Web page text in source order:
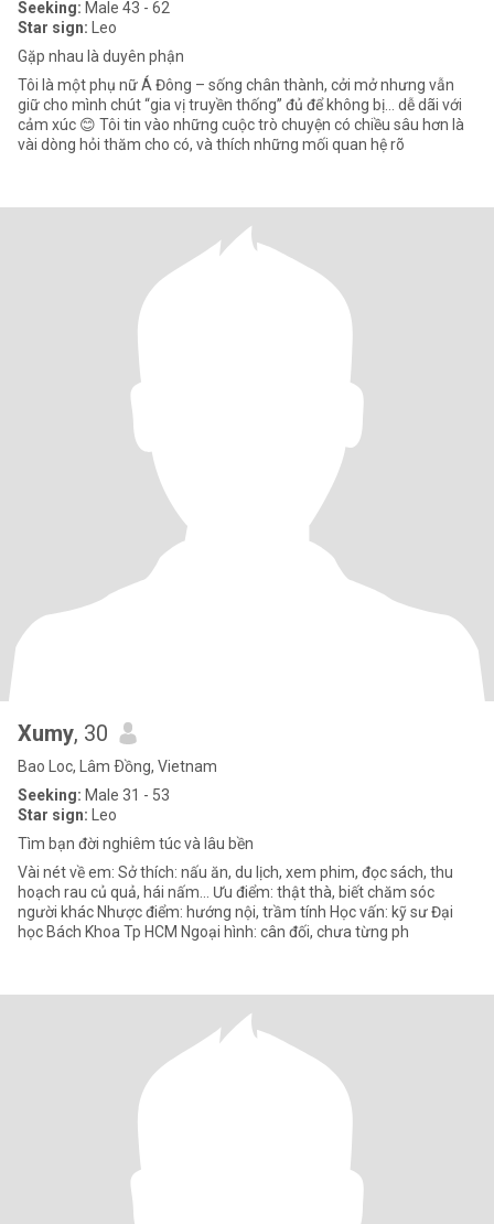
Seeking: Male 43 - 62
Star sign: Leo
Gặp nhau là duyên phận
Tôi là một phụ nữ Á Đông – sống chân thành, cởi mở nhưng vẫn
giữ cho mình chút “gia vị truyền thống” đủ để không bị… dễ dãi với
cảm xúc 😊 Tôi tin vào những cuộc trò chuyện có chiều sâu hơn là
vài dòng hỏi thăm cho có, và thích những mối quan hệ rõ
Xumy, 30
Bao Loc, Lâm Ðồng, Vietnam
Seeking: Male 31 - 53
Star sign: Leo
Tìm bạn đời nghiêm túc và lâu bền
Vài nét về em: Sở thích: nấu ăn, du lịch, xem phim, đọc sách, thu
hoạch rau củ quả, hái nấm... Ưu điểm: thật thà, biết chăm sóc
người khác Nhược điểm: hướng nội, trầm tính Học vấn: kỹ sư Đại
học Bách Khoa Tp HCM Ngoại hình: cân đối, chưa từng ph